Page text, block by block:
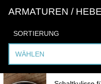
ARMATUREN /
SORTIERUNG
WÄHLEN